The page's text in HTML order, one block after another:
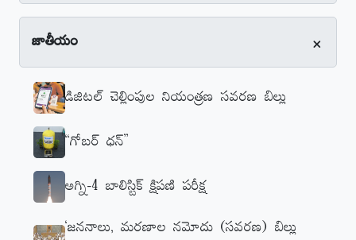
జాతీయం +
డిజిటల్‌ చెల్లింపుల నియంత్రణ సవరణ బిల్లు
‘‘గోబర్‌ ధన్‌’’
అగ్ని-4 బాలిస్టిక్‌ క్షిపణి పరీక్ష
‘జననాలు, మరణాల నమోదు (సవరణ) బిల్లు